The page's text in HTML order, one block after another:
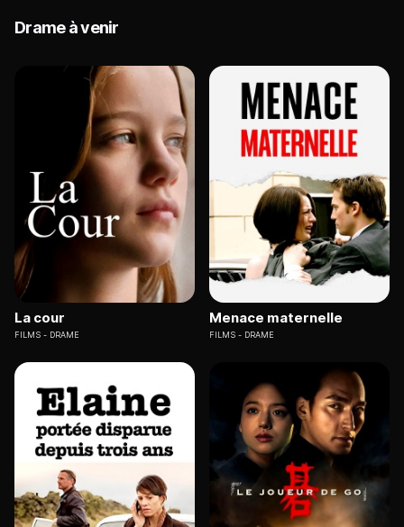
Drame à venir
La cour
FILMS DRAME
Menace maternelle
FILMS DRAME